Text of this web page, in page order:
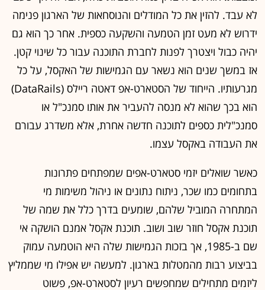
לא עבד. להזין את כל המודלים והנוסחאות של הארגון פנימה
ידרוש לא מעט זמן הטמעה והשקעה כספית. אחר כך הוא גם
יהיה כבול ויצטרך לפנות לחברת התוכנה עבור כל שינוי קטן.
אז במשך שנים הוא נשאר עם הגמישות של האקסל, על כל
מגרעותיו. הייחוד של הסטארט-אפ דאטה ריילס (DataRails)
הוא בכך שהוא לא מנסה להעביר את אותו סמנכ"ל או
סמנכ"לית כספים לתוכנה חדשה אחרת, אלא משדרג עבורם
את העבודה באקסל עצמו.
כאשר שואלים יזמי סטארט-אפים שמפתחים פתרונות
בתחומים כמו שכר, ניתוח נתונים או ניהול משימות מי
המתחרה המוביל שלהם, שומעים בדרך כלל את שמה של
תוכנת אקסל חוזר שוב ושוב. תוכנת אקסל אמנם הושקה אי
שם ב-1985, אך בזכות הגמישות שלה היא הוטמעה עמוק
בביצוע רבות מהמטלות בארגון. למעשה יש אפילו מי שממליץ
ליזמים מתחילים שמחפשים רעיון לסטארט-אפ, פשוט